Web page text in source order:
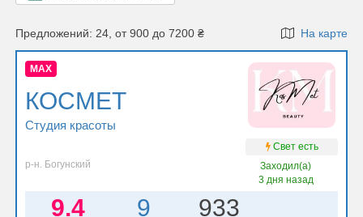
Предложений: 24, от 900 до 7200 ₴ На карте
MAX
КОСМЕТ
Студия красоты
Свет есть
р-н. Богунский
Заходил(а)
3 дня назад
9.4 9 933